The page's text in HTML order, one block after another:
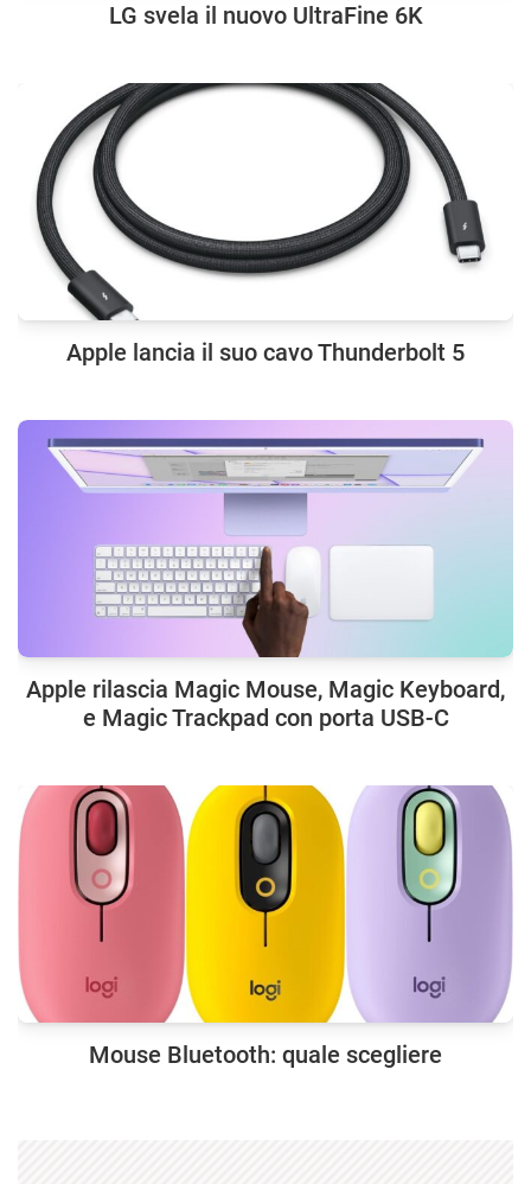
LG svela il nuovo UltraFine 6K
Apple lancia il suo cavo Thunderbolt 5
Apple rilascia Magic Mouse, Magic Keyboard,
e Magic Trackpad con porta USB-C
Mouse Bluetooth: quale scegliere